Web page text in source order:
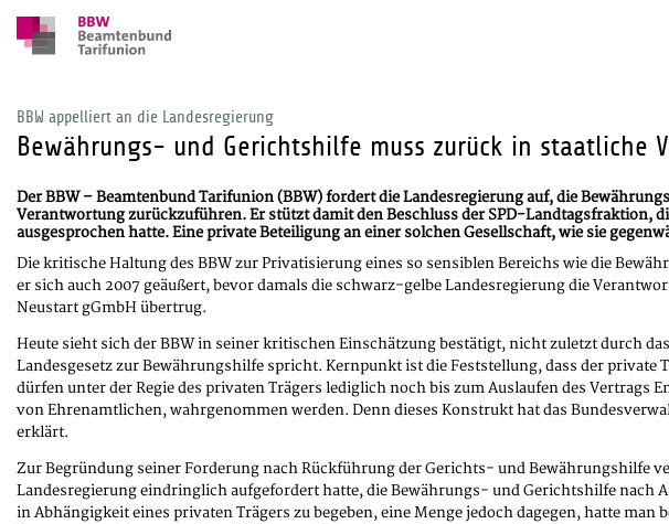
BBW appelliert an die Landesregierung
Bewährungs- und Gerichtshilfe muss zurück in staatliche
Der BBW – Beamtenbund Tarifunion (BBW) fordert die Landesregierung auf, die
Verantwortung zurückzuführen. Er stützt damit den Beschluss der SPD-Landtagsfraktion,
ausgesprochen hatte. Eine private Beteiligung an einer solchen Gesellschaft, wie sie
Die kritische Haltung des BBW zur Privatisierung eines so sensiblen Bereichs wie die
er sich auch 2007 geäußert, bevor damals die schwarz-gelbe Landesregierung die
Neustart gGmbH übertrug.
Heute sieht sich der BBW in seiner kritischen Einschätzung bestätigt, nicht zuletzt durch
Landesgesetz zur Bewährungshilfe spricht. Kernpunkt ist die Feststellung, dass der
dürfen unter der Regie des privaten Trägers lediglich noch bis zum Auslaufen des Vertrags
von Ehrenamtlichen, wahrgenommen werden. Denn dieses Konstrukt hat das
erklärt.
Zur Begründung seiner Forderung nach Rückführung der Gerichts- und Bewährungshilfe
Landesregierung eindringlich aufgefordert hatte, die Bewährungs- und Gerichtshilfe nach
in Abhängigkeit eines privaten Trägers zu begeben, eine Menge jedoch dagegen, hatte